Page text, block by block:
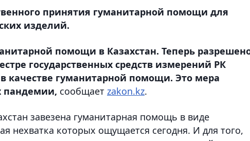
принятия гуманитарной помощи для
изделий.
помощи в Казахстан. Теперь
государственных средств измерений РК
качестве гуманитарной помощи. Это мера
пандемии, сообщает zakon.kz.
завезена гуманитарная помощь в виде
нехватка которых ощущается сегодня. И для того,